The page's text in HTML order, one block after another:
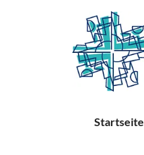
Startseite